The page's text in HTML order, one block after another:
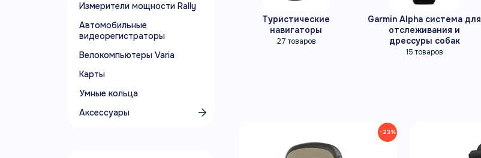
Измерители мощности Rally
Автомобильные
видеорегистраторы
Велокомпьютеры Varia
Карты
Умные кольца
Аксессуары
Туристические
навигаторы
27 товаров
Garmin Alpha система для
отслеживания и
дрессуры собак
15 товаров
−23%